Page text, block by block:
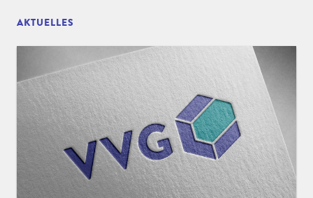
AKTUELLES